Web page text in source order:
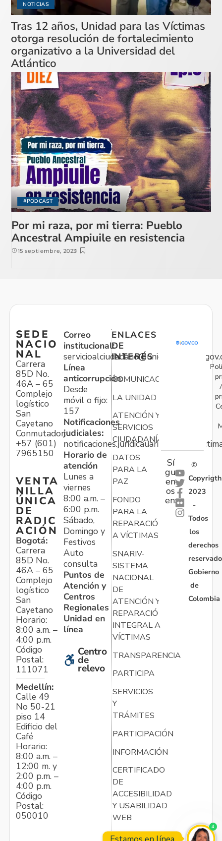
NOTICIAS
Tras 12 años, Unidad para las Víctimas
otorga resolución de fortalecimiento
organizativo a la Universidad del
Atlántico
#PODCAST
Por mi raza, por mi tierra: Pueblo
Ancestral Ampiuile en resistencia
15 septiembre, 2023
SEDE
NACIO
NAL
Carrera
85D No.
46A – 65
Complejo
logístico
San
Cayetano
Conmutador:
+57 (601)
7965150
VENTA
NILLA
ÚNICA
DE
RADIC
ACIÓN
Bogotá:
Carrera
85D No.
46A – 65
Complejo
logístico
San
Cayetano
Horario:
8:00 a.m. –
4:00 p.m.
Código
Postal:
111071
Medellín:
Calle 49
No 50-21
piso 14
Edificio del
Café
Horario:
8:00 a.m. –
12:00 m. y
2:00 p.m. –
4:00 p.m.
Código
Postal:
050010
Correo
institucional:
Línea
anticorrupción:
Desde
móvil o fijo:
157
Notificaciones
judiciales:
Horario de
atención
Lunes a
viernes
8:00 a.m. –
6:00 p.m.
Sábado,
Domingo y
Festivos
Auto
consulta
Puntos de
Atención y
Centros
Regionales
Unidad en
línea
Centro
de
relevo
ENLACES
DE
INTERÉS
COMUNICACIONES
LA UNIDAD
ATENCIÓN Y
SERVICIOS
CIUDADANÍA
DATOS
PARA LA
PAZ
FONDO
PARA LA
REPARACIÓN
A VÍCTIMAS
SNARIV-
SISTEMA
NACIONAL
DE
ATENCIÓN Y
REPARACIÓN
INTEGRAL A
VÍCTIMAS
TRANSPARENCIA
PARTICIPA
SERVICIOS
Y
TRÁMITES
PARTICIPACIÓN
INFORMACIÓN
CERTIFICADO
DE
ACCESIBILIDAD
Y USABILIDAD
WEB
Sí
gu
en
os
en:
©
Copyrigth
2023
-
Todos
los
derechos
Gobierno
de
Colombia
4